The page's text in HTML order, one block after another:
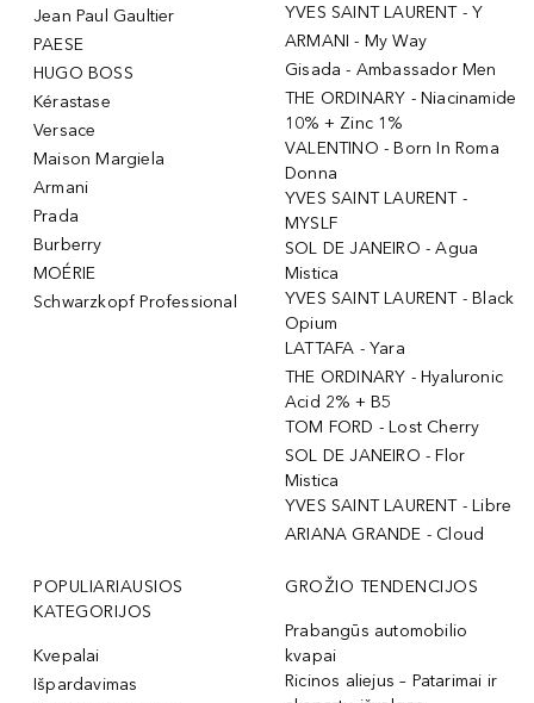
Jean Paul Gaultier
PAESE
HUGO BOSS
Kérastase
Versace
Maison Margiela
Armani
Prada
Burberry
MOÉRIE
Schwarzkopf Professional
YVES SAINT LAURENT - Y
ARMANI - My Way
Gisada - Ambassador Men
THE ORDINARY - Niacinamide
10% + Zinc 1%
VALENTINO - Born In Roma
Donna
YVES SAINT LAURENT -
MYSLF
SOL DE JANEIRO - Agua
Mistica
YVES SAINT LAURENT - Black
Opium
LATTAFA - Yara
THE ORDINARY - Hyaluronic
Acid 2% + B5
TOM FORD - Lost Cherry
SOL DE JANEIRO - Flor
Mistica
YVES SAINT LAURENT - Libre
ARIANA GRANDE - Cloud
POPULIARIAUSIOS
KATEGORIJOS
Kvepalai
Išpardavimas
GROŽIO TENDENCIJOS
Prabangūs automobilio
kvapai
Ricinos aliejus – Patarimai ir